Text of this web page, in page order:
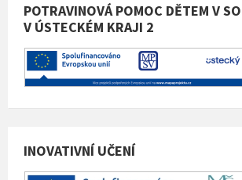
POTRAVINOVÁ POMOC DĚTEM V
V ÚSTECKÉM KRAJI 2
INOVATIVNÍ UČENÍ